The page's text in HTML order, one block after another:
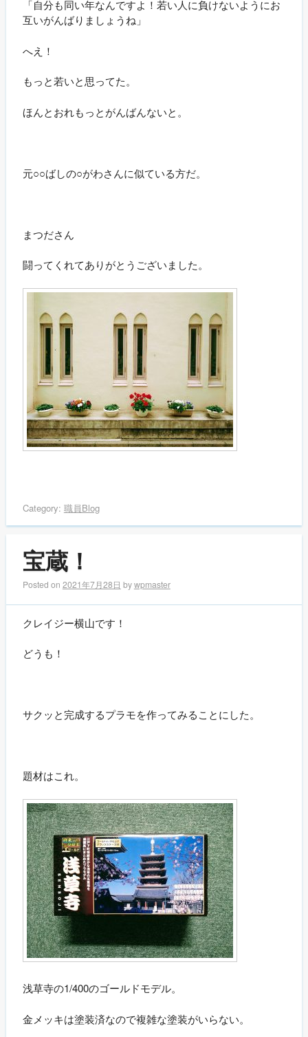
「自分も同い年なんですよ！若い人に負けないようにお
互いがんばりましょうね」
へえ！
もっと若いと思ってた。
ほんとおれもっとがんばんないと。
元○○ばしの○がわさんに似ている方だ。
まつださん
闘ってくれてありがとうございました。
Category: 職員Blog
宝蔵！
Posted on 2021年7月28日 bywpmaster
クレイジー横山です！
どうも！
サクッと完成するプラモを作ってみることにした。
題材はこれ。
浅草寺の1/400のゴールドモデル。
金メッキは塗装済なので複雑な塗装がいらない。